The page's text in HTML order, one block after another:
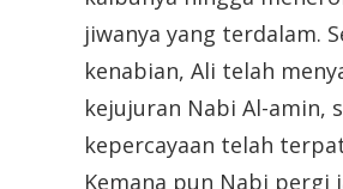
jiwanya yang terdalam.
kenabian, Ali telah
kejujuran Nabi Al-amin,
kepercayaan telah
Kemana pun Nabi pergi